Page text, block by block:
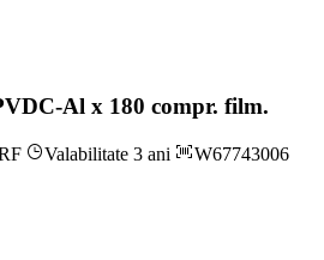
Al x 180 compr. film.
Valabilitate 3 ani
W67743006